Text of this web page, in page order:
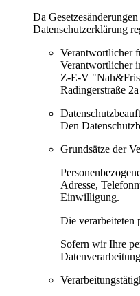
Da
Datenschutzerklärung
Verantwortlicher
Verantwortlicher
Z-E-V
Radingerstraße
Den
Grundsätze der
Adresse,
Einwilligung.
Die verarbeiteten
Sofern wir Ihre